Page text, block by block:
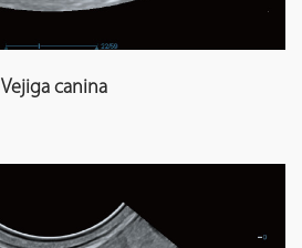
Vejiga canina